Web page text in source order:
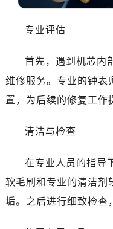
专业评估
首先，遇到机芯内
维修服务。专业的钟表
置，为后续的修复工作
清洁与检查
在专业人员的指导
软毛刷和专业的清洁剂
垢。之后进行细致检查